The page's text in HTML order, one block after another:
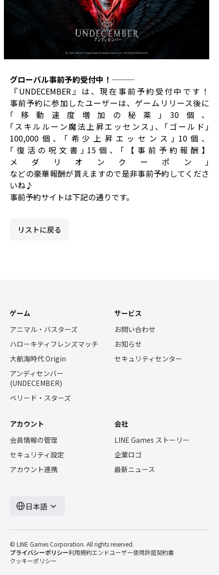
――グローバル事前予約受付中！―――
『UNDECEMBER』は、現在事前予約受付中です！
事前予約に参加したユーザーは、ゲームリリース後に
｢移動速度増加の秘薬｣30個、
｢スキルルーン魔法上昇エッセンス｣、｢ゴールド｣
100,000個、｢希少上昇エッセンス｣10個、
｢復活の呪文書｣15個、｢【事前予約報酬】
メダリオンクーポン｣
などの豪華報酬が貰えますので是非事前予約してくださ
いね♪
事前予約サイトは下記の通りです。
リストに戻る
ゲーム
アニマル・バスターズ
ハローキティフレンズマッチ
大航海時代 Origin
アンディセンバー
(UNDECEMBER)
ベリード・スターズ
サービス
お問い合わせ
お知らせ
セキュリティセンター
アカウント
会員情報の管理
セキュリティ設定
アカウント連携
会社
LINE Games ストーリー
企業ロゴ
最新ニュース
日本語
© LINE Games Corporation. All rights reserved.
プライバシーポリシー利用規約エンドユーザー使用許諾契約書
クッキーポリシー